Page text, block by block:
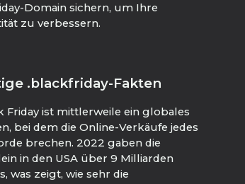
Domain sichern, um Ihre
zu verbessern.
.blackfriday-Fakten
Friday ist mittlerweile ein globales
bei dem die Online-Verkäufe jedes
brechen. 2022 gaben die
in den USA über 9 Milliarden
was zeigt, wie sehr die